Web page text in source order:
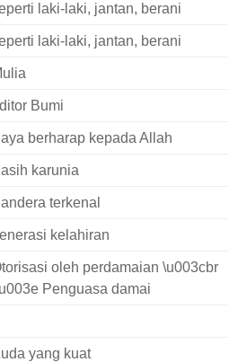
laki-laki, jantan, berani
laki-laki, jantan, berani
Bumi
berharap kepada Allah
karunia
terkenal
kelahiran
oleh perdamaian \u003cbr
Penguasa damai
yang kuat